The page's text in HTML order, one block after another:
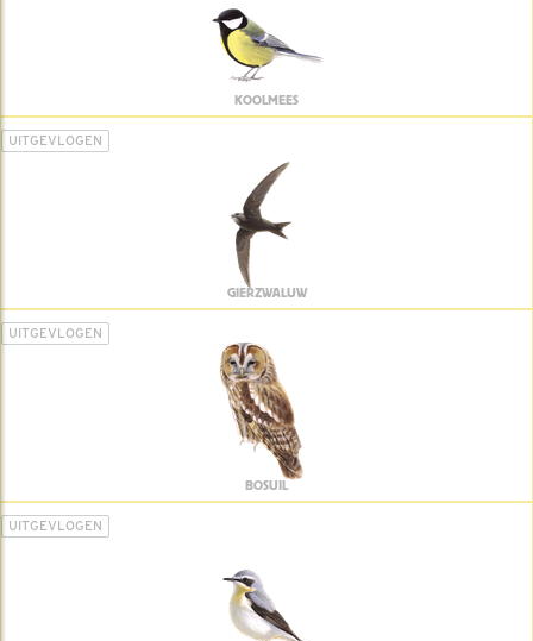
KOOLMEES
UITGEVLOGEN
GIERZWALUW
UITGEVLOGEN
BOSUIL
UITGEVLOGEN